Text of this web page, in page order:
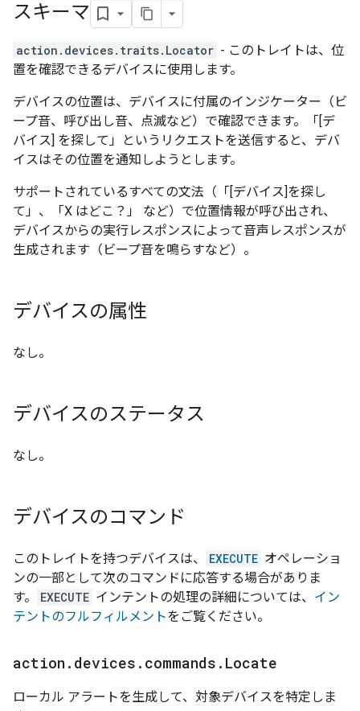
スキーマ
action.devices.traits.Locator - このトレイトは、位
置を確認できるデバイスに使用します。
デバイスの位置は、デバイスに付属のインジケーター（ビ
ープ音、呼び出し音、点滅など）で確認できます。「[デ
バイス] を探して」というリクエストを送信すると、デバ
イスはその位置を通知しようとします。
サポートされているすべての文法（「[デバイス]を探し
て」 、「X はどこ？」
など）で位置情報が呼び出され、
デバイスからの実行レスポンスによって音声レスポンスが
生成されます（ビープ音を鳴らすなど）。
デバイスの属性
なし。
デバイスのステータス
なし。
デバイスのコマンド
このトレイトを持つデバイスは、 EXECUTE オペレーショ
ンの一部として次のコマンドに応答する場合がありま
す。
EXECUTE インテントの処理の詳細については、 イン
テントのフルフィルメントをご覧ください。
action . devices . commands . Locate
ローカル アラートを生成して、対象デバイスを特定しま